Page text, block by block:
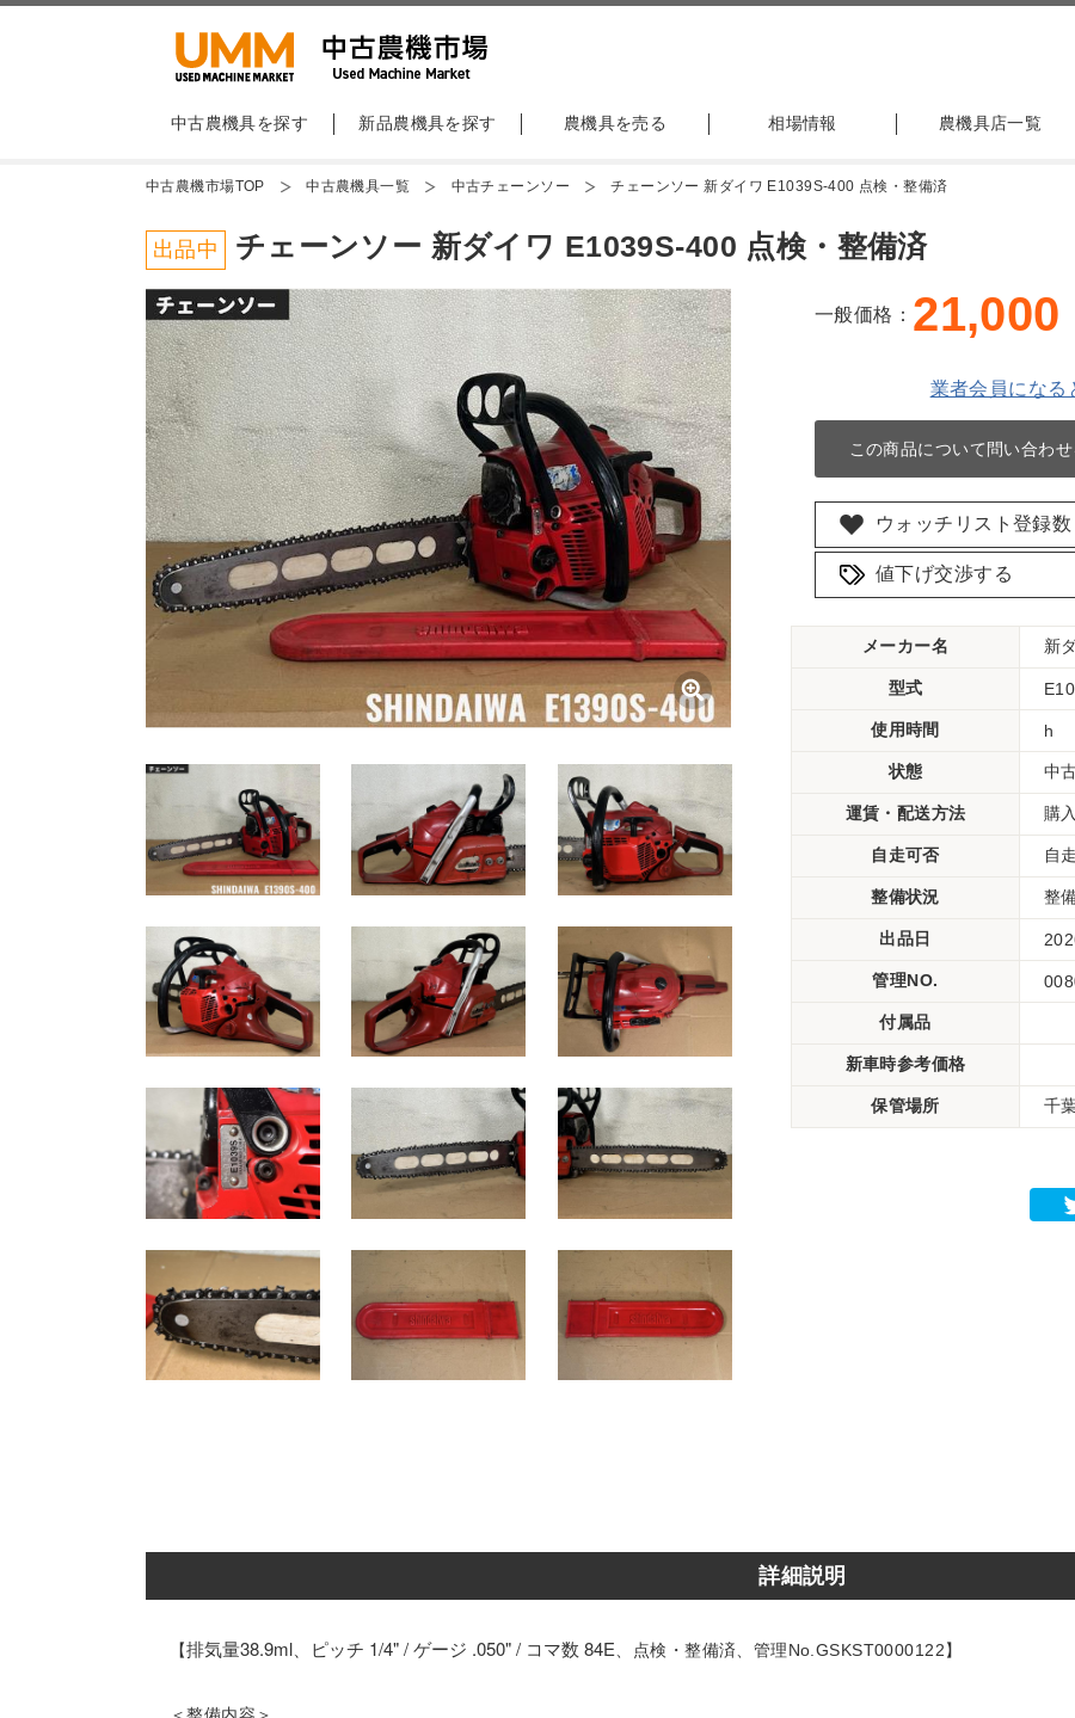
中古農機具を探す 新品農機具を探す 農機具を売る 相場情報 農機具店一覧
中古農機市場TOP 中古農機具一覧 中古チェーンソー チェーンソー 新ダイワ E1039S-400 点検・整備済
出品中 チェーンソー 新ダイワ E1039S-400 点検・整備済
一般価格： 21,000
業者会員になる
この商品について問い合わせ
ウォッチリスト登録数
値下げ交渉する
メーカー名 新
型式
使用時間 h
状態 中
運賃・配送方法 購
自走可否 自
整備状況 整
出品日
管理NO.
付属品
新車時参考価格
保管場所 千
詳細説明
【排気量38.9ml、ピッチ 1/4" / ゲージ .050" / コマ数 84E 、点検・整備済、管理No.GSKST0000122】